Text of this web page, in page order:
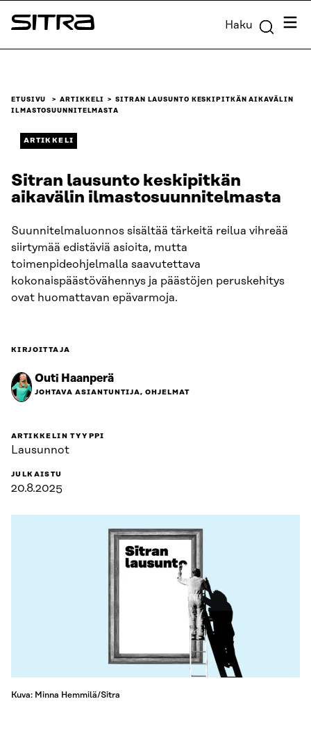
Siirry
suoraan
Sitra Haku
ETUSIVU ARTIKKELI
SITRAN LAUSUNTO KESKIPITKÄN AIKAVÄLIN
ILMASTOSUUNNITELMASTA
ARTIKKELI
Sitran lausunto keskipitkän
aikavälin ilmastosuunnitelmasta
Suunnitelmaluonnos sisältää tärkeitä reilua vihreää
siirtymää edistäviä asioita, mutta
toimenpideohjelmalla saavutettava
kokonaispäästövähennys ja päästöjen peruskehitys
ovat huomattavan epävarmoja.
KIRJOITTAJA
Outi Haanperä
JOHTAVA ASIANTUNTIJA, OHJELMAT
ARTIKKELIN TYYPPI
Lausunnot
JULKAISTU
20.8.2025
Kuva: Minna Hemmilä/Sitra